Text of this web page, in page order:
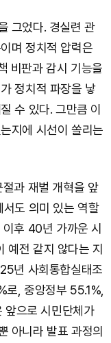
그었다. 경실련 관
며 정치적 압력은
비판과 감시 기능을
정치적 파장을 낳
수 있다. 그만큼 이
지에 시선이 쏠리는
과 재벌 개혁을 앞
도 의미 있는 역할
후 40년 가까운 시
예전 같지 않다는 지
년 사회통합실태조
로, 중앙정부 55.1%,
으로 시민단체가
아니라 발표 과정의